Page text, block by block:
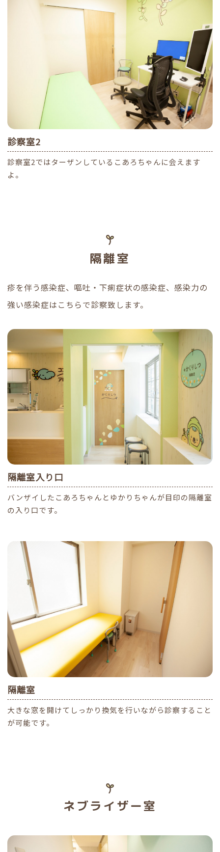
診察室2
診察室2ではターザンしているこあろちゃんに会えます
よ。
隔離室
疹を伴う感染症、嘔吐・下痢症状の感染症、感染力の
強い感染症は こちらで診察致します。
隔離室入り口
バンザイしたこあろちゃんとゆかりちゃんが目印の隔離室
の入り口です。
隔離室
大きな窓を開けてしっかり換気を行いながら診察すること
が可能です。
ネブライザー室